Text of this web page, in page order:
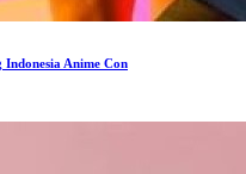
Indonesia Anime Con